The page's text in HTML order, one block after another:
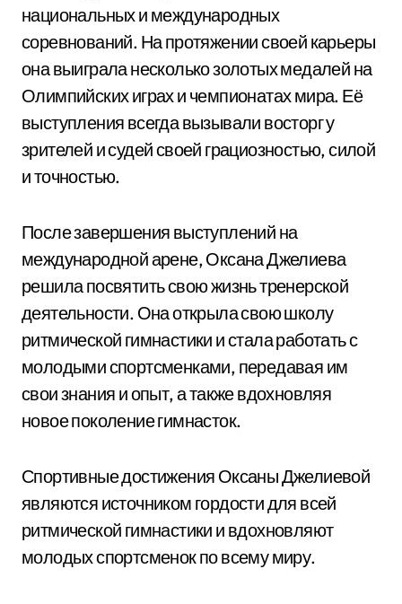
национальных и международных
соревнований. На протяжении своей карьеры
она выиграла несколько золотых медалей на
Олимпийских играх и чемпионатах мира. Её
выступления всегда вызывали восторг у
зрителей и судей своей грациозностью, силой
и точностью.
После завершения выступлений на
международной арене, Оксана Джелиева
решила посвятить свою жизнь тренерской
деятельности. Она открыла свою школу
ритмической гимнастики и стала работать с
молодыми спортсменками, передавая им
свои знания и опыт, а также вдохновляя
новое поколение гимнасток.
Спортивные достижения Оксаны Джелиевой
являются источником гордости для всей
ритмической гимнастики и вдохновляют
молодых спортсменок по всему миру.